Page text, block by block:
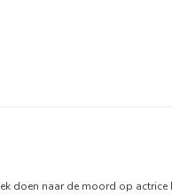
doen naar de moord op